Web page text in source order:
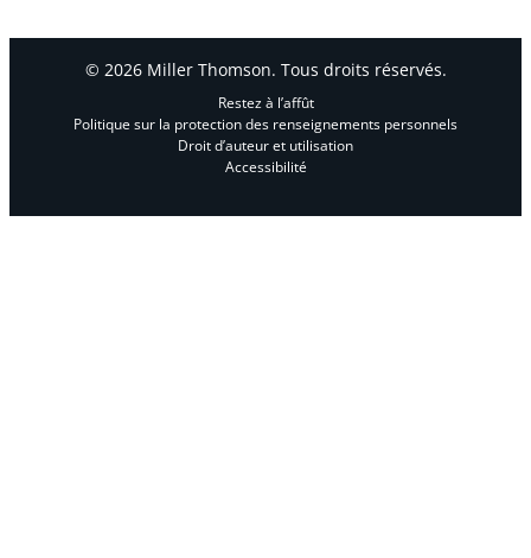
© 2026 Miller Thomson. Tous droits réservés.
Restez à l’affût
Politique sur la protection des renseignements personnels
Droit d’auteur et utilisation
Accessibilité